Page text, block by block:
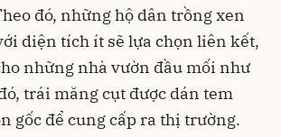
đó, những hộ dân trồng xen
diện tích ít sẽ lựa chọn liên kết,
những nhà vườn đầu mối như
trái măng cụt được dán tem
gốc để cung cấp ra thị trường.